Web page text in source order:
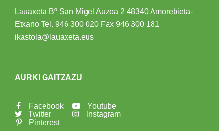
Lauaxeta Bº San Migel Auzoa 2 48340 Amorebieta-
Etxano Tel. 946 300 020 Fax 946 300 181
ikastola@lauaxeta.eus
AURKI GAITZAZU
Facebook
Twitter
Pinterest
Youtube
Instagram